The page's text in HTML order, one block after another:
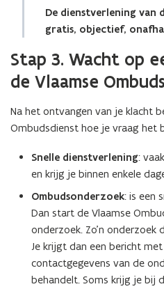
)
i
e
De dienstverlening van
gratis, objectief,
Stap 3. Wacht op
de Vlaamse
Na het ontvangen van je klacht
Ombudsdienst hoe je vraag het
Snelle dienstverlening:
en krijg je binnen enkele
Ombudsonderzoek: is een
Dan start de Vlaamse
onderzoek. Zo’n
Je krijgt dan een bericht
contactgegevens van de
behandelt. Soms krijg je bij